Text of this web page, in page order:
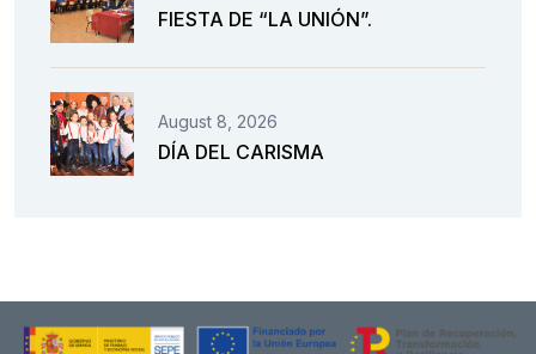
FIESTA DE “LA UNIÓN”.
August 8, 2026
DÍA DEL CARISMA